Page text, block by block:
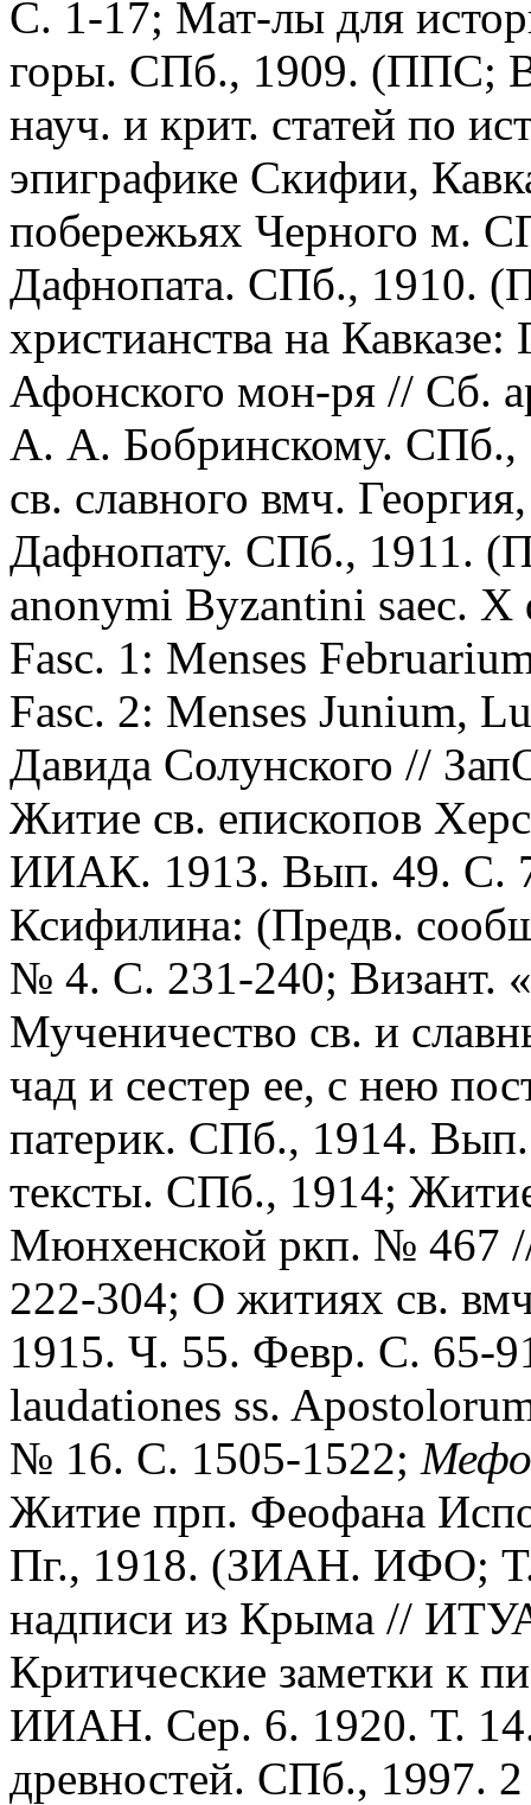
С. 1-17; Мат-лы для
горы. СПб., 1909. (ППС;
науч. и крит. статей по
эпиграфике Скифии,
побережьях Черного м.
Дафнопата. СПб., 1910.
христианства на
Афонского мон-ря // Сб.
А. А. Бобринскому. СПб.,
св. славного вмч.
Дафнопату. СПб., 1911.
anonymi Byzantini saec. X
Fasc. 1: Menses
Fasc. 2: Menses Junium,
Давида Солунского //
Житие св. епископов
ИИАК. 1913. Вып. 49. С.
Ксифилина: (Предв.
№ 4. С. 231-240; Визант.
Мученичество св. и
чад и сестер ее, с нею
патерик. СПб., 1914. Вып.
тексты. СПб., 1914;
Мюнхенской ркп. № 467
222-304; О житиях св.
1915. Ч. 55. Февр. С. 65-
laudationes ss.
№ 16. С. 1505-1522;
Житие прп. Феофана
Пг., 1918. (ЗИАН. ИФО;
надписи из Крыма //
Критические заметки к
ИИАН. Сер. 6. 1920. Т.
древностей. СПб., 1997.